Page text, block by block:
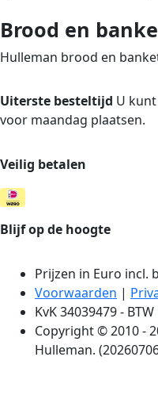
Brood en
Hulleman brood en
Uiterste besteltijd U
voor maandag plaatsen.
Veilig betalen
Blijf op de hoogte
Prijzen in Euro incl.
Voorwaarden |
KvK 34039479 -
Copyright © 2010 -
Hulleman.